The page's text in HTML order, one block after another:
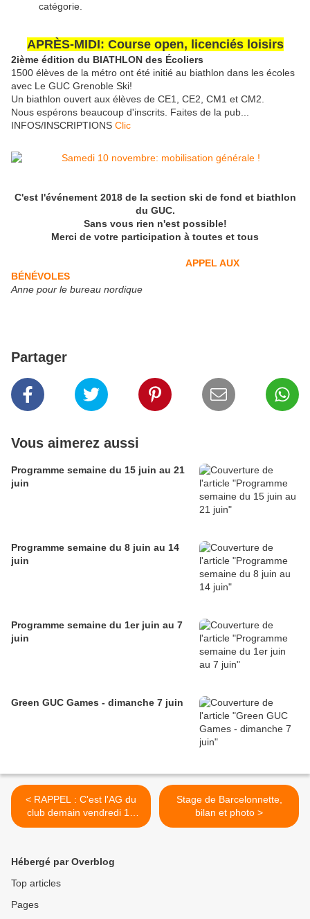
catégorie.
APRÈS-MIDI: Course open, licenciés loisirs
2ième édition du BIATHLON des Écoliers
1500 élèves de la métro ont été initié au biathlon dans les écoles
avec Le GUC Grenoble Ski!
Un biathlon ouvert aux élèves de CE1, CE2, CM1 et CM2.
Nous espérons beaucoup d'inscrits. Faites de la pub...
INFOS/INSCRIPTIONS Clic
C'est l'événement 2018 de la section ski de fond et biathlon
du GUC.
Sans vous rien n'est possible!
Merci de votre participation à toutes et tous
APPEL AUX
BÉNÉVOLES
Anne pour le bureau nordique
Partager
Vous aimerez aussi
Programme semaine du 15 juin au 21
juin
Programme semaine du 8 juin au 14
juin
Programme semaine du 1er juin au 7
juin
Green GUC Games - dimanche 7 juin
< RAPPEL : C'est l'AG du
club demain vendredi 19
octobre!!
Stage de Barcelonnette,
bilan et photo >
Hébergé par Overblog
Top articles
Pages